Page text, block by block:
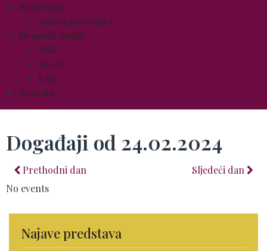
Repertoar
Arhiva predstava
Dramski studio
MŠK
SKAD
KAD
Kontakt
Događaji od 24.02.2024
Prethodni dan
Sljedeći dan
No events
Najave predstava